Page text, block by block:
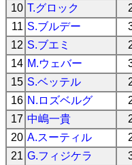
10 T.グロック
11 S.ブルデー
12 S.ブエミ
14 M.ウェバー
15 S.ベッテル
16 N.ロズベルグ
17 中嶋一貴
20 A.スーティル
21 G.フィジケラ